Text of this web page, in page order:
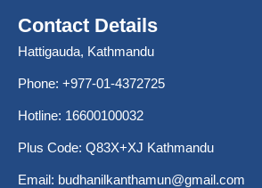
Contact Details
Hattigauda, Kathmandu
Phone: +977-01-4372725
Hotline: 16600100032
Plus Code: Q83X+XJ Kathmandu
Email: budhanilkanthamun@gmail.com